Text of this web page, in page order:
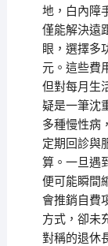
地，白內障
僅能解決遠
眼，選擇多
元。這些費
但對每月生
疑是一筆沈
多種慢性病
定期回診與
算。一旦遇
便可能瞬間
會推銷自費
方式，卻未
對稱的退休